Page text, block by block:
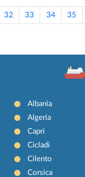
32 33 34 35
Albania
Algeria
Capri
Cicladi
Cilento
Corsica